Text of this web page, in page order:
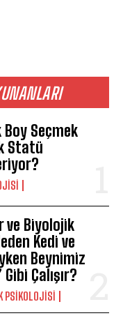
Seçmek
Statü
ve Biyolojik
Kedi ve
Beynimiz
Çalışır?
PSIKOLOJISI